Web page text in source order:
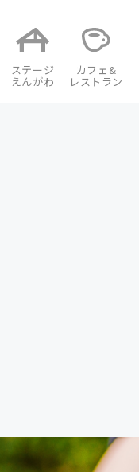
ステージ
えんがわ
カフェ&
レストラン